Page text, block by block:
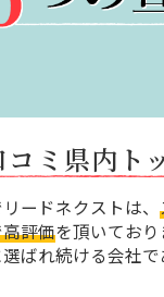
コミ県内ト
ードネクストは、
評価を頂いており
ばれ続ける会社